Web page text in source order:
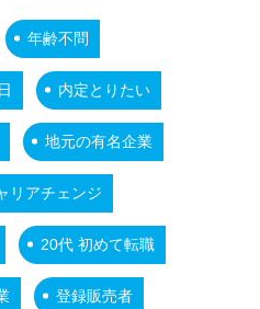
年齢不問
内定とりたい
地元の有名企業
リアチェンジ
20代 初めて転職
登録販売者